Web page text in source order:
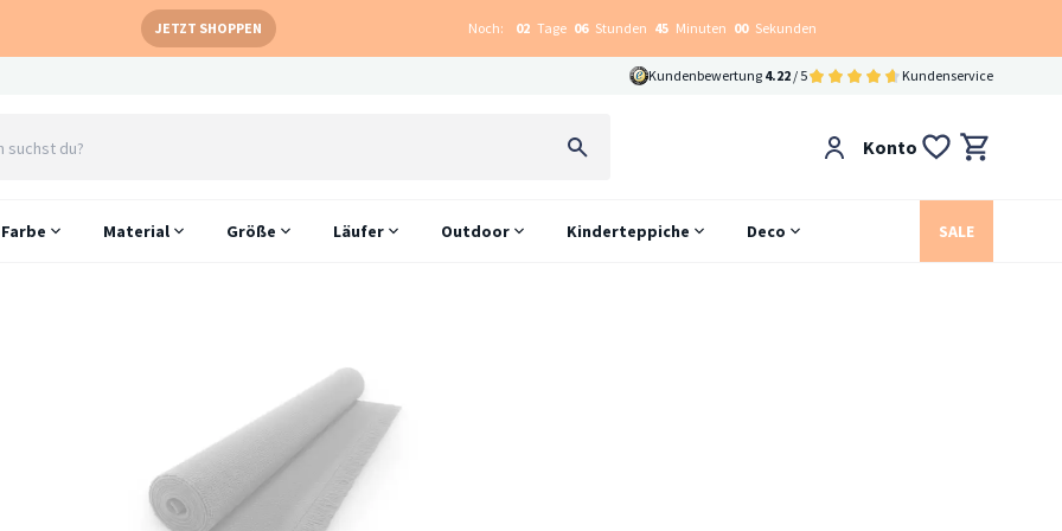
JETZT SHOPPEN Noch: 02 Tage 06 Stunden 44 Minuten 59 Sekunden
Kundenbewertung 4.22 / 5 Kundenservice
Konto
Farbe Material Größe Läufer Outdoor Kinderteppiche Deco SALE